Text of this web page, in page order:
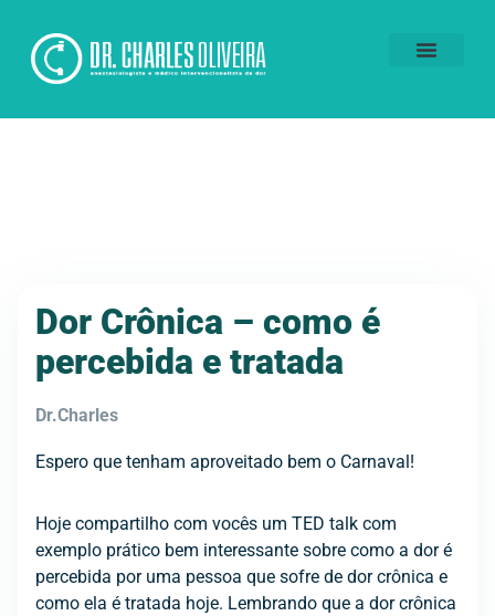
Dor Crônica – como é
percebida e tratada
Dr.Charles
Espero que tenham aproveitado bem o Carnaval!
Hoje compartilho com vocês um TED talk com
exemplo prático bem interessante sobre como a dor é
percebida por uma pessoa que sofre de dor crônica e
como ela é tratada hoje. Lembrando que a dor crônica